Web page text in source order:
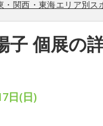
関西・東海エリア別ス
子 個展の
日(日)